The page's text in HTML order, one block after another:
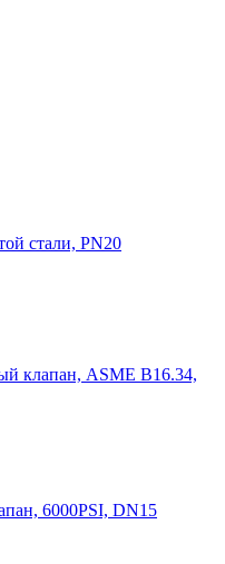
стали, PN20
клапан, ASME B16.34,
6000PSI, DN15